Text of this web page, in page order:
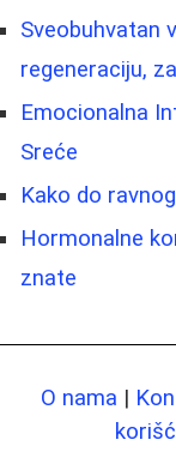
Sveobuhvatan
regeneraciju,
Emocionalna
Sreće
Kako do
Hormonalne
znate
O nama |